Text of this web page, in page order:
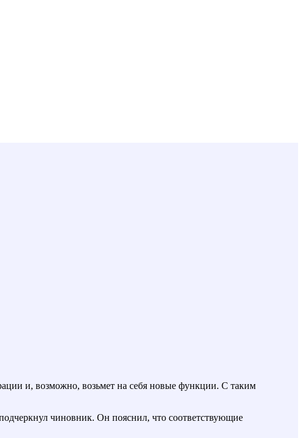
и, возможно, возьмет на себя новые функции. С таким
чиновник. Он пояснил, что соответствующие